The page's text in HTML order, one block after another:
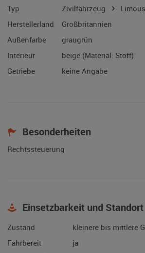
Typ
Zivilfahrzeug
Herstellerland
Großbritannien
Außenfarbe
graugrün
Interieur
beige (Material: Stoff)
Getriebe
keine Angabe
Besonderheiten
Rechtssteuerung
Einsetzbarkeit und Standort
Zustand
kleinere bis mittlere
Fahrbereit
ja